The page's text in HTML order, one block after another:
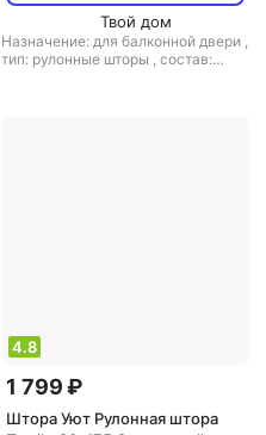
Твой дом
Назначение: для балконной двери ,
тип: рулонные шторы , состав:
4.8
1 799 ₽
Штора Уют Рулонная штора